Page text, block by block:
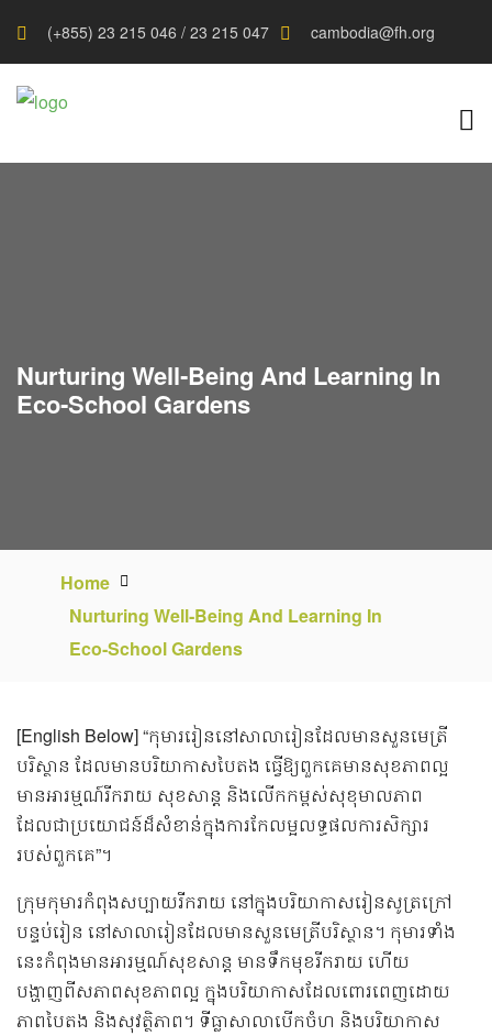
(+855) 23 215 046 / 23 215 047 cambodia@fh.org
Nurturing Well‑Being And Learning In
Eco‑School Gardens
Home
Nurturing Well‑Being And Learning In
Eco‑School Gardens
[English Below] “កុមាររៀននៅសាលារៀនដែលមានសួនមេត្រី
បរិស្ថាន ដែលមានបរិយាកាសបៃតង ធ្វើឱ្យពួកគេមានសុខភាពល្អ
មានអារម្មណ៍រីករាយ សុខសាន្ត និងលើកកម្ពស់សុខុមាលភាព
ដែលជាប្រយោជន៍ដ៏សំខាន់ក្នុងការកែលម្អលទ្ធផលការសិក្សារ
របស់ពួកគេ”។
ក្រុមកុមារកំពុងសប្បាយរីករាយ នៅក្នុងបរិយាកាសរៀនសូត្រក្រៅ
បន្ទប់រៀន នៅសាលារៀនដែលមានសួនមេត្រីបរិស្ថាន។ កុមារទាំង
នេះកំពុងមានអារម្មណ៍សុខសាន្ត មានទឹកមុខរីករាយ ហើយ
បង្ហាញពីសភាពសុខភាពល្អ ក្នុងបរិយាកាសដែលពោរពេញដោយ
ភាពបៃតង និងសុវត្ថិភាព។ ទីធ្លាសាលាបើកចំហ និងបរិយាកាស